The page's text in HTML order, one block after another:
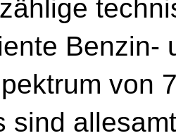
Benzin-
von
sind